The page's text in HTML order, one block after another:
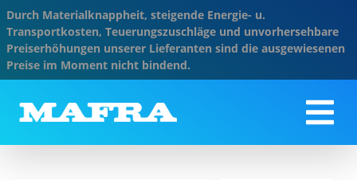
Durch Materialknappheit, steigende Energie- u.
Transportkosten, Teuerungszuschläge und unvorhersehbare
Preiserhöhungen unserer Lieferanten sind die ausgewiesenen
Preise im Moment nicht bindend.